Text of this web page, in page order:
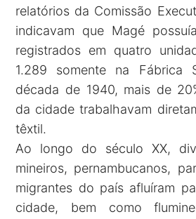
relatórios da Comissão
indicavam que Magé
registrados em quatro
1.289 somente na Fábrica
década de 1940, mais de
da cidade trabalhavam
têxtil.
Ao longo do século XX,
mineiros, pernambucanos,
migrantes do país afluíram
cidade, bem como